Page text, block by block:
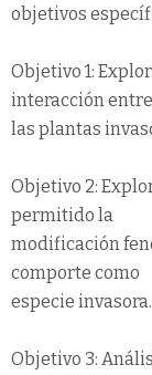
objetivos
Objetivo 1:
interacción entre
las plantas
Objetivo 2:
permitido la
modificación
comporte como
especie invasora.
Objetivo 3: